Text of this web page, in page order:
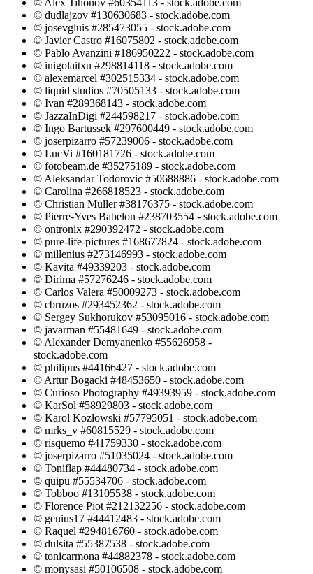
© Alex Tihonov #60354113 - stock.adobe.com
© dudlajzov #130630683 - stock.adobe.com
© josevgluis #285473055 - stock.adobe.com
© Javier Castro #16075802 - stock.adobe.com
© Pablo Avanzini #186950222 - stock.adobe.com
© inigolaitxu #298814118 - stock.adobe.com
© alexemarcel #302515334 - stock.adobe.com
© liquid studios #70505133 - stock.adobe.com
© Ivan #289368143 - stock.adobe.com
© JazzaInDigi #244598217 - stock.adobe.com
© Ingo Bartussek #297600449 - stock.adobe.com
© joserpizarro #57239006 - stock.adobe.com
© LucVi #160181726 - stock.adobe.com
© fotobeam.de #35275189 - stock.adobe.com
© Aleksandar Todorovic #50688886 - stock.adobe.com
© Carolina #266818523 - stock.adobe.com
© Christian Müller #38176375 - stock.adobe.com
© Pierre-Yves Babelon #238703554 - stock.adobe.com
© ontronix #290392472 - stock.adobe.com
© pure-life-pictures #168677824 - stock.adobe.com
© millenius #273146993 - stock.adobe.com
© Kavita #49339203 - stock.adobe.com
© Dirima #57276246 - stock.adobe.com
© Carlos Valera #50009273 - stock.adobe.com
© cbruzos #293452362 - stock.adobe.com
© Sergey Sukhorukov #53095016 - stock.adobe.com
© javarman #55481649 - stock.adobe.com
© Alexander Demyanenko #55626958 -
stock.adobe.com
© philipus #44166427 - stock.adobe.com
© Artur Bogacki #48453650 - stock.adobe.com
© Curioso Photography #49393959 - stock.adobe.com
© KarSol #58929803 - stock.adobe.com
© Karol Kozłowski #57795051 - stock.adobe.com
© mrks_v #60815529 - stock.adobe.com
© risquemo #41759330 - stock.adobe.com
© joserpizarro #51035024 - stock.adobe.com
© Toniflap #44480734 - stock.adobe.com
© quipu #55534706 - stock.adobe.com
© Tobboo #13105538 - stock.adobe.com
© Florence Piot #212132256 - stock.adobe.com
© genius17 #44412483 - stock.adobe.com
© Raquel #294816760 - stock.adobe.com
© dulsita #55387538 - stock.adobe.com
© tonicarmona #44882378 - stock.adobe.com
© monysasi #50106508 - stock.adobe.com